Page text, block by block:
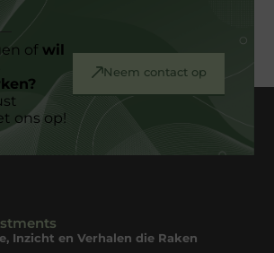
ofwil
ons op!
Neem contact op
Inzicht en Verhalen die Raken